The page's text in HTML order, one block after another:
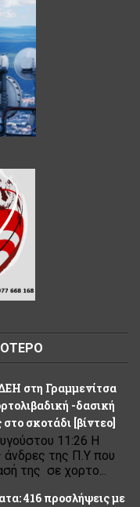
στη Γραμμενίτσα
-δασική
σκοτάδι [βίντεο]
11:26 Η
της Π.Υ που
της σε χορτο...
416 προσλήψεις με